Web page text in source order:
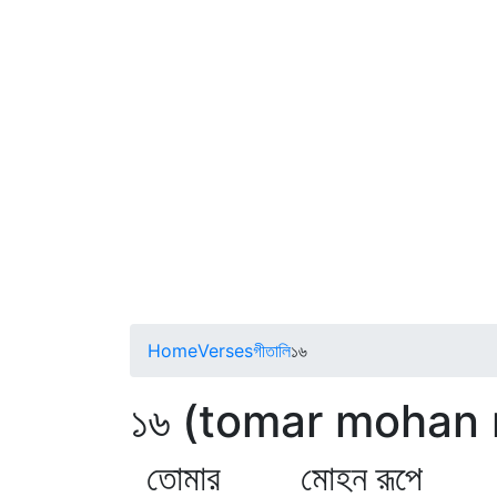
HomeVersesগীতালি১৬
১৬ (tomar mohan
তোমার মোহন রূপে